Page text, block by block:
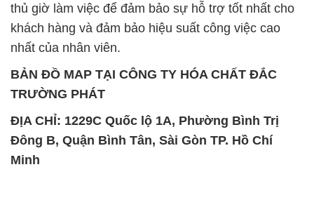
thủ giờ làm việc để đảm bảo sự hỗ trợ tốt nhất cho
khách hàng và đảm bảo hiệu suất công việc cao
nhất của nhân viên.
BẢN ĐỒ MAP TẠI CÔNG TY HÓA CHẤT ĐẮC
TRƯỜNG PHÁT
ĐỊA CHỈ: 1229C Quốc lộ 1A, Phường Bình Trị
Đông B, Quận Bình Tân, Sài Gòn TP. Hồ Chí
Minh